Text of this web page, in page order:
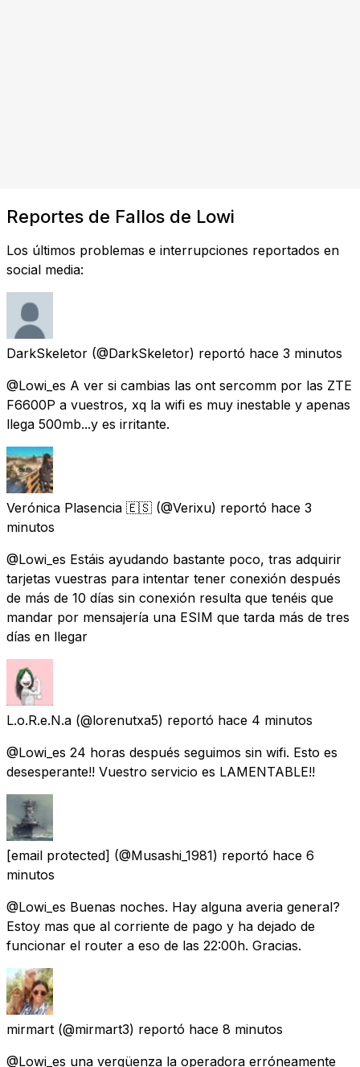
Reportes de Fallos de Lowi
Los últimos problemas e interrupciones reportados en
social media:
DarkSkeletor (@DarkSkeletor) reportó hace 3 minutos
@Lowi_es A ver si cambias las ont sercomm por las ZTE
F6600P a vuestros, xq la wifi es muy inestable y apenas
llega 500mb...y es irritante.
Verónica Plasencia 🇪🇸 (@Verixu) reportó hace 3
minutos
@Lowi_es Estáis ayudando bastante poco, tras adquirir
tarjetas vuestras para intentar tener conexión después
de más de 10 días sin conexión resulta que tenéis que
mandar por mensajería una ESIM que tarda más de tres
días en llegar
L.o.R.e.N.a (@lorenutxa5) reportó hace 4 minutos
@Lowi_es 24 horas después seguimos sin wifi. Esto es
desesperante!! Vuestro servicio es LAMENTABLE!!
[email protected] (@Musashi_1981) reportó hace 6
minutos
@Lowi_es Buenas noches. Hay alguna averia general?
Estoy mas que al corriente de pago y ha dejado de
funcionar el router a eso de las 22:00h. Gracias.
mirmart (@mirmart3) reportó hace 8 minutos
@Lowi_es una vergüenza la operadora erróneamente